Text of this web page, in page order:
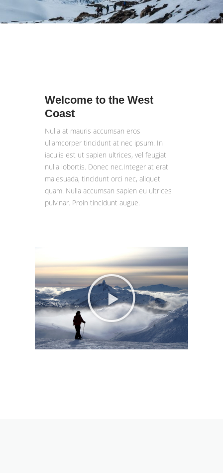
Welcome to the West
Coast
Nulla at mauris accumsan eros
ullamcorper tincidunt at nec ipsum. In
iaculis est ut sapien ultrices, vel feugiat
nulla lobortis. Donec nec.Integer at erat
malesuada, tincidunt orci nec, aliquet
quam. Nulla accumsan sapien eu ultrices
pulvinar. Proin tincidunt augue.